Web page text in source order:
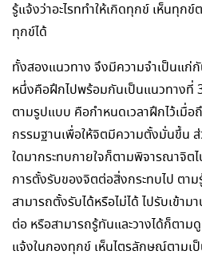
รู้แจ้งว่าอะไรททำให้เกิดทุกข์ เห็นทุก
ทุกข์ได้
ทั้งสองแนวทาง จึงมีความจำเป็นแก่
หนึ่งคือฝึกไปพร้อมกันเป็นแนวทางที่
ตามรูปแบบ คือกำหนดเวลาฝึกไว้เมื่
กรรมฐานเพื่อให้จิตมีความตั้งมั่นขึ้น ส่
ใดมากระทบกายใจก็ตามพิจารณาจิตไ
การตั้งรับของจิตต่อสิ่งกระทบไป ตาม
สามารถตั้งรับได้หรือไม่ได้ ไปรับเข้า
ต่อ หรือสามารถรู้ทันและวางได้ก็ตา
แจ้งในกองทุกข์ เห็นไตรลักษณ์ตามเ